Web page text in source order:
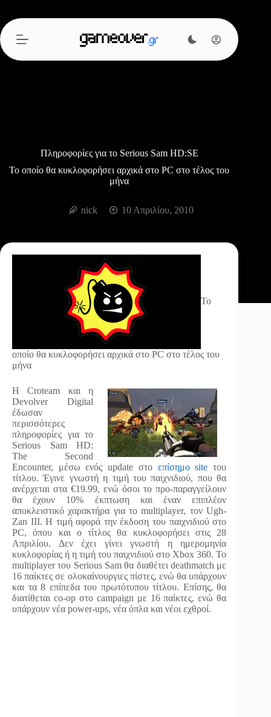
περιεχόμενο
Πληροφορίες για το Serious Sam HD:SE
Το οποίο θα κυκλοφορήσει αρχικά στο PC στο τέλος του
μήνα
nick 10 Απριλίου, 2010
Το
οποίο θα κυκλοφορήσει αρχικά στο PC στο τέλος του
μήνα
Η Croteam και η
Devolver Digital
έδωσαν
περισσότερες
πληροφορίες για το
Serious Sam HD:
The Second
Encounter, μέσω ενός update στο επίσημο site του
τίτλου. Έγινε γνωστή η τιμή του παιχνιδιού, που θα
ανέρχεται στα €19.99, ενώ όσοι το προ-παραγγείλουν
θα έχουν 10% έκπτωση και έναν επιπλέον
αποκλειστικό χαρακτήρα για το multiplayer, τον Ugh-
Zan III. Η τιμή αφορά την έκδοση του παιχνιδιού στο
PC, όπου και ο τίτλος θα κυκλοφορήσει στις 28
Απριλίου. Δεν έχει γίνει γνωστή η ημερομηνία
κυκλοφορίας ή η τιμή του παιχνιδιού στο Χbox 360. Το
multiplayer του Serious Sam θα διαθέτει deathmatch με
16 παίκτες σε ολοκαίνουργιες πίστες, ενώ θα υπάρχουν
και τα 8 επίπεδα του πρωτότυπου τίτλου. Επίσης, θα
διατίθεται co-op στο campaign με 16 παίκτες, ενώ θα
υπάρχουν νέα power-ups, νέα όπλα και νέοι εχθροί.